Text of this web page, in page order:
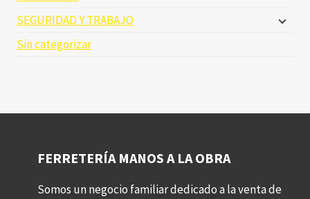
SEGURIDAD Y TRABAJO
Sin categorizar
FERRETERÍA MANOS A LA OBRA
Somos un negocio familiar dedicado a la venta de